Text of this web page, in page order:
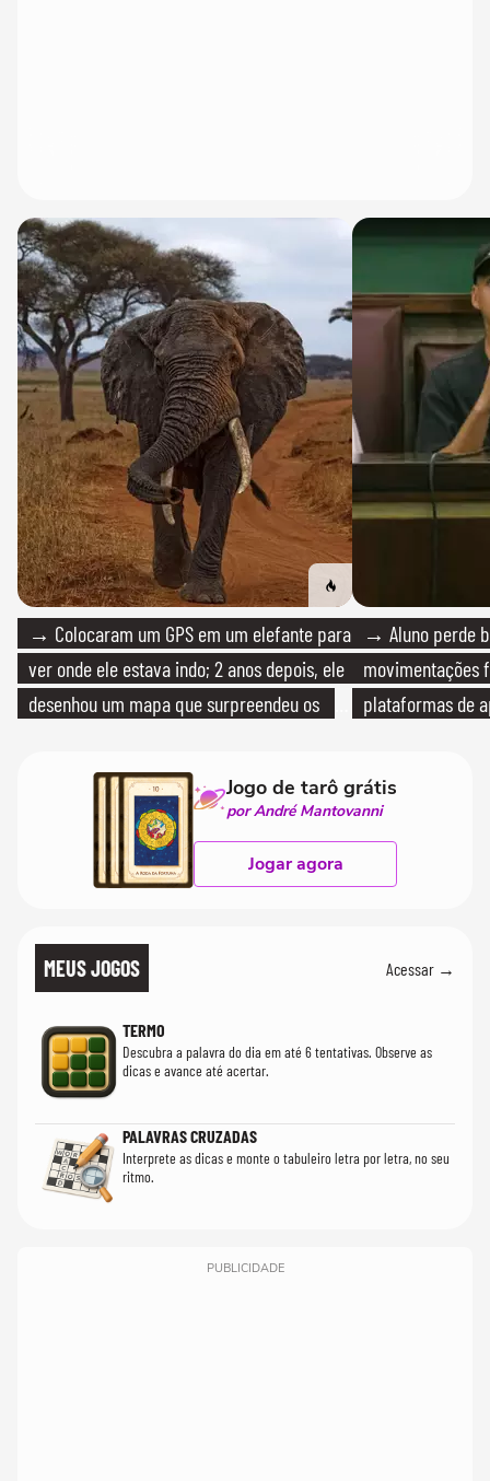
→ Colocaram um GPS em um elefante para
ver onde ele estava indo; 2 anos depois, ele
desenhou um mapa que surpreendeu os
→ Aluno perde
movimentações
plataformas de
Jogo de tarô grátis
por André Mantovanni
Jogar agora
MEUS JOGOS Acessar →
TERMO
Descubra a palavra do dia em até 6 tentativas. Observe as
dicas e avance até acertar.
PALAVRAS CRUZADAS
Interprete as dicas e monte o tabuleiro letra por letra, no seu
ritmo.
PUBLICIDADE